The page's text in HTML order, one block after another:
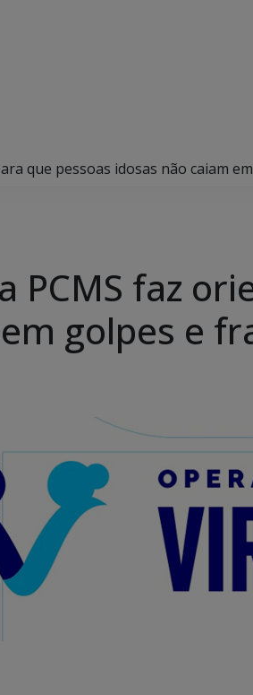
que pessoas idosas não caiam
PCMS faz
golpes e